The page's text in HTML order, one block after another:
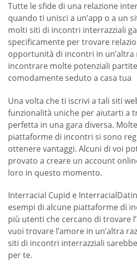
Tutte le sfide di una relazione
quando ti unisci a un’app o a un
molti siti di incontri interrazziali
specificamente per trovare
opportunità di incontri in un’altra
incontrare molte potenziali
comodamente seduto a casa tua
Una volta che ti iscrivi a tali siti
funzionalità uniche per aiutarti a
perfetta in una gara diversa.
piattaforme di incontri si sono
ottenere vantaggi. Alcuni di voi
provato a creare un account
loro in questo momento.
Interracial Cupid e
esempi di alcune piattaforme di
più utenti che cercano di trovare
vuoi trovare l’amore in un’altra
siti di incontri interrazziali
per te.